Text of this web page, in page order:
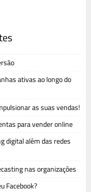
ativas ao longo do
as suas vendas!
para vender online
digital além das redes
nas organizações
Facebook?